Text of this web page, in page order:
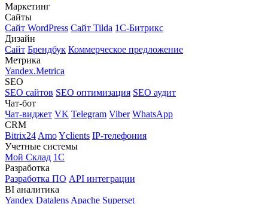
Маркетинг
Сайты
Сайт WordPress Сайт Tilda 1C-Битрикс
Дизайн
Сайт Брендбук Коммерческое предложение
Метрика
Yandex.Metrica
SEO
SEO cайтов SEO оптимизация SEO аудит
Чат-бот
Чат-виджет VK Telegram Viber WhatsApp
CRM
Bitrix24 AmoYclients IP-телефония
Учетные системы
Мой Склад 1С
Разработка
Разработка ПО API интеграции
BI аналитика
Yandex Datalens Apache Superset